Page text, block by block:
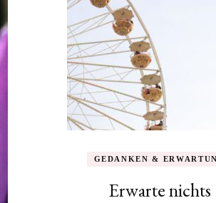
GEDANKEN &
Erwarte nichts